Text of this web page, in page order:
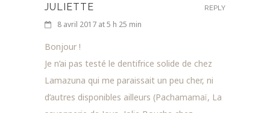
JULIETTE
8 avril 2017 at 5 h 25 min
Bonjour !
Je n’ai pas testé le dentifrice solide de chez
Lamazuna qui me paraissait un peu cher, ni
d’autres disponibles ailleurs (Pachamamaï, La
REPLY